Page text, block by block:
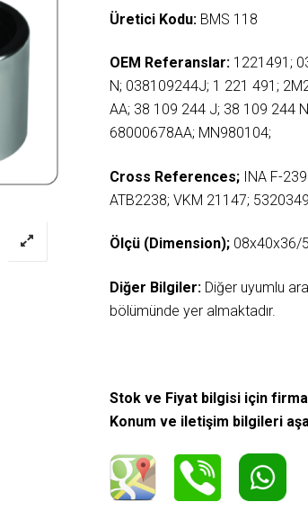
Üretici Kodu: BMS 118
OEM Referanslar: 1221491;
N; 038109244J; 1 221 491;
AA; 38 109 244 J; 38 109 244
68000678AA; MN980104;
Cross References; INA F-
ATB2238; VKM 21147;
Ölçü (Dimension); 08x40x36/
Diğer Bilgiler: Diğer uyumlu
bölümünde yer almaktadır.
Stok ve Fiyat bilgisi için
Konum ve iletişim bilgileri